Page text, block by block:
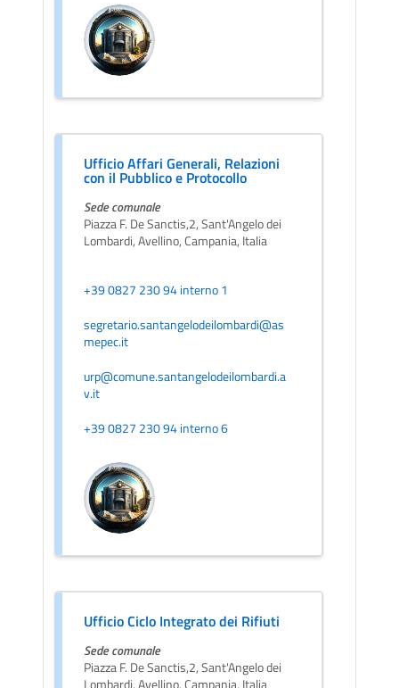
Ufficio Affari Generali, Relazioni
con il Pubblico e Protocollo
Sede comunale
Piazza F. De Sanctis,2, Sant'Angelo dei
Lombardi, Avellino, Campania, Italia
+39 0827 230 94 interno 1
segretario.santangelodeilombardi@as
mepec.it
urp@comune.santangelodeilombardi.a
v.it
+39 0827 230 94 interno 6
Ufficio Ciclo Integrato dei Rifiuti
Sede comunale
Piazza F. De Sanctis,2, Sant'Angelo dei
Lombardi, Avellino, Campania, Italia